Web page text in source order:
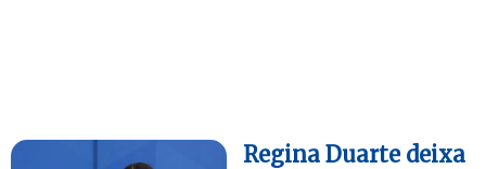
Regina Duarte deixa